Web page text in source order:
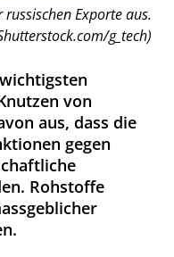
Exporte aus.
g_tech)
von
aus, dass die
gegen
Rohstoffe